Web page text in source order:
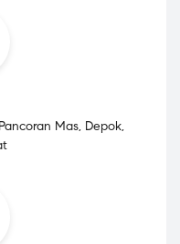
Mas, Depok,